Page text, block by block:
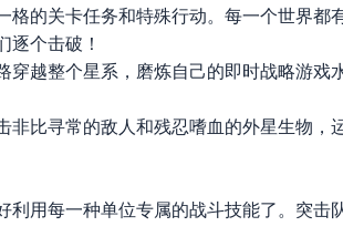
的关卡任务和特殊行动。每一个世界都
逐个击破！
越整个星系，磨炼自己的即时战略游戏
比寻常的敌人和残忍嗜血的外星生物，
用每一种单位专属的战斗技能了。突击